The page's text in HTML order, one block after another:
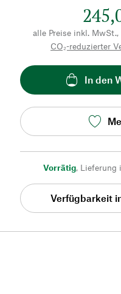
alle Preise inkl. MwSt.,
CO₂-reduzierter
In den
Vorrätig, Lieferung
Verfügbarkeit